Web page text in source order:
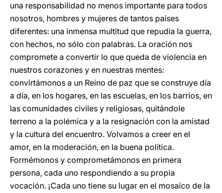
una responsabilidad no menos importante para todos
nosotros, hombres y mujeres de tantos países
diferentes: una inmensa multitud que repudia la guerra,
con hechos, no sólo con palabras. La oración nos
compromete a convertir lo que queda de violencia en
nuestros corazones y en nuestras mentes:
convirtámonos a un Reino de paz que se construye día
a día, en los hogares, en las escuelas, en los barrios, en
las comunidades civiles y religiosas, quitándole
terreno a la polémica y a la resignación con la amistad
y la cultura del encuentro. Volvamos a creer en el
amor, en la moderación, en la buena política.
Formémonos y comprometámonos en primera
persona, cada uno respondiendo a su propia
vocación. ¡Cada uno tiene su lugar en el mosaico de la